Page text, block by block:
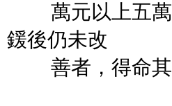
萬元以上五萬
鍰後仍未改
善者，得命其